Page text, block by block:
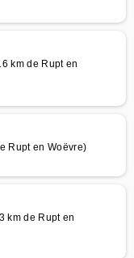
km de Rupt en
Rupt en Woëvre)
km de Rupt en